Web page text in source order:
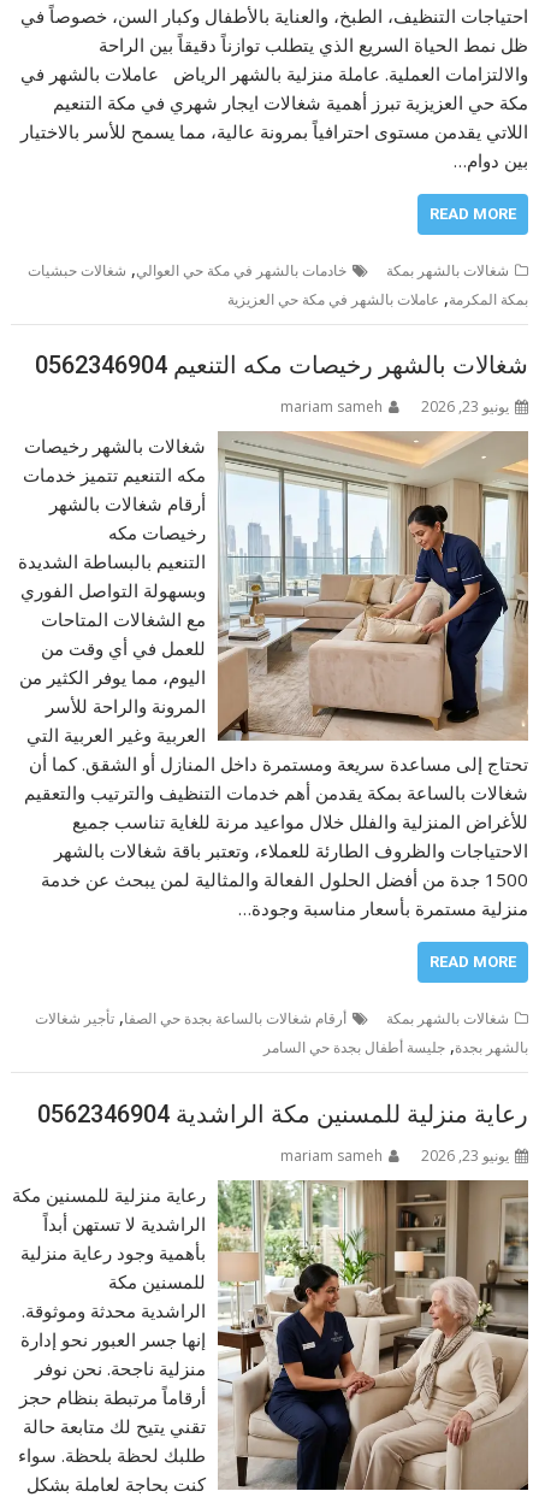
احتياجات التنظيف، الطبخ، والعناية بالأطفال وكبار السن، خصوصاً في
ظل نمط الحياة السريع الذي يتطلب توازناً دقيقاً بين الراحة
والالتزامات العملية. عاملة منزلية بالشهر الرياض عاملات بالشهر في
مكة حي العزيزية تبرز أهمية شغالات ايجار شهري في مكة التنعيم
اللاتي يقدمن مستوى احترافياً بمرونة عالية، مما يسمح للأسر بالاختيار
بين دوام…
READ MORE
شغالات بالشهر بمكة خادمات بالشهر في مكة حي العوالي, شغالات حبشيات
بمكة المكرمة, عاملات بالشهر في مكة حي العزيزية
شغالات بالشهر رخيصات مكه التنعيم 0562346904
يونيو 23, 2026 mariam sameh
شغالات بالشهر رخيصات
مكه التنعيم تتميز خدمات
أرقام شغالات بالشهر
رخيصات مكه
التنعيم بالبساطة الشديدة
وبسهولة التواصل الفوري
مع الشغالات المتاحات
للعمل في أي وقت من
اليوم، مما يوفر الكثير من
المرونة والراحة للأسر
العربية وغير العربية التي
تحتاج إلى مساعدة سريعة ومستمرة داخل المنازل أو الشقق. كما أن
شغالات بالساعة بمكة يقدمن أهم خدمات التنظيف والترتيب والتعقيم
للأغراض المنزلية والفلل خلال مواعيد مرنة للغاية تناسب جميع
الاحتياجات والظروف الطارئة للعملاء، وتعتبر باقة شغالات بالشهر
1500 جدة من أفضل الحلول الفعالة والمثالية لمن يبحث عن خدمة
منزلية مستمرة بأسعار مناسبة وجودة…
READ MORE
شغالات بالشهر بمكة أرقام شغالات بالساعة بجدة حي الصفا,تأجير شغالات
بالشهر بجدة,جليسة أطفال بجدة حي السامر
رعاية منزلية للمسنين مكة الراشدية 0562346904
يونيو 23, 2026 mariam sameh
رعاية منزلية للمسنين مكة
الراشدية لا تستهن أبداً
بأهمية وجود رعاية منزلية
للمسنين مكة
الراشدية محدثة وموثوقة.
إنها جسر العبور نحو إدارة
منزلية ناجحة. نحن نوفر
أرقاماً مرتبطة بنظام حجز
تقني يتيح لك متابعة حالة
طلبك لحظة بلحظة. سواء
كنت بحاجة لعاملة بشكل